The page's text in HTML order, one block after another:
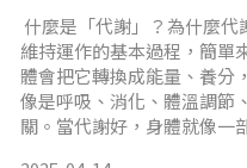
什麼是「代謝」？為什麼
維持運作的基本過程，簡單
體會把它轉換成能量、養分
像是呼吸、消化、體溫調節
關。當代謝好，身體就像一